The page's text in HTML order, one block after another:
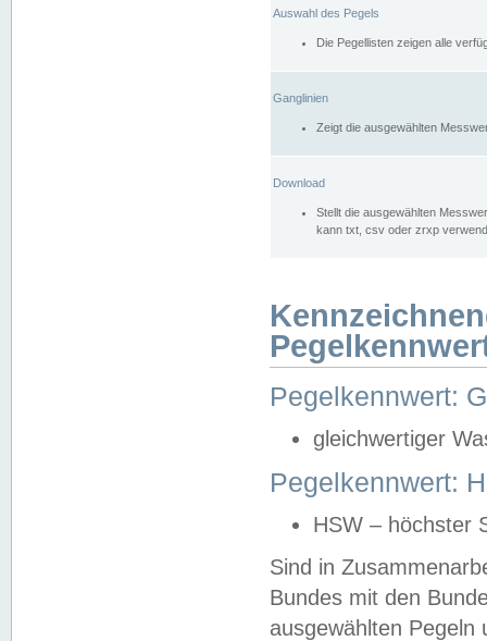
Auswahl des Pegels
Die Pegellisten zeigen alle
Ganglinien
Zeigt die ausgewählten
Download
Stellt die ausgewählten
kann txt, csv oder zrxp
Pegelkennwert:
gleichwertiger
Pegelkennwert:
HSW – höchster
Sind in
Bundes mit den
ausgewählten